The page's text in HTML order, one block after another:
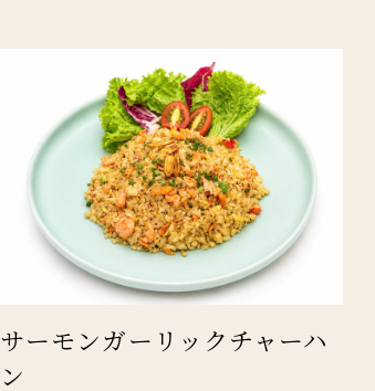
サーモンガーリックチャーハ
ン